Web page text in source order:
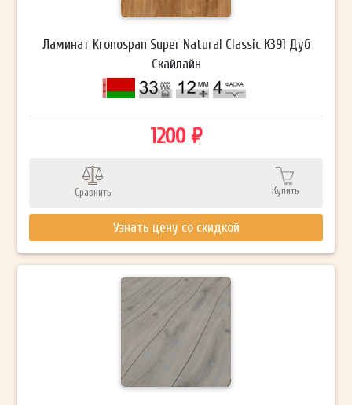
Ламинат Kronospan Super Natural Classic К391 Дуб
Скайлайн
1200 ₽
Сравнить Купить
Узнать цену со скидкой